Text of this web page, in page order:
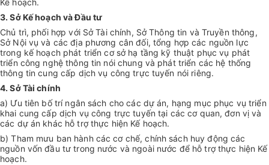
Kế hoạch.
3. Sở Kế hoạch và Đầu tư
Chủ trì, phối hợp với Sở Tài chính, Sở Thông tin và Truyền thông,
Sở Nội vụ và các địa phương cân đối, tổng hợp các nguồn lực
trong kế hoạch phát triển cơ sở hạ tầng kỹ thuật phục vụ phát
triển công nghệ thông tin nói chung và phát triển các hệ thống
thông tin cung cấp dịch vụ công trực tuyến nói riêng.
4. Sở Tài chính
a) Ưu tiên bố trí ngân sách cho các dự án, hạng mục phục vụ triển
khai cung cấp dịch vụ công trực tuyến tại các cơ quan, đơn vị và
các dự án khác hỗ trợ thực hiện Kế hoạch.
b) Tham mưu ban hành các cơ chế, chính sách huy động các
nguồn vốn đầu tư trong nước và ngoài nước để hỗ trợ thực hiện Kế
hoạch.